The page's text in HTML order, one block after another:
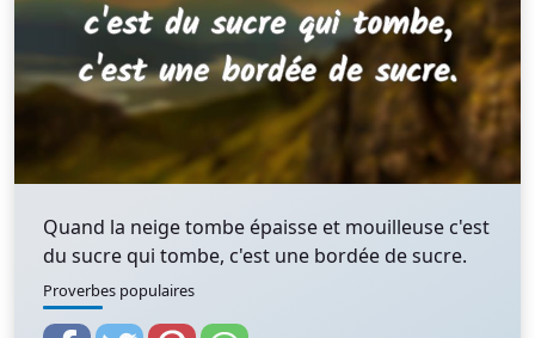
Quand la neige tombe épaisse et mouilleuse c'est
du sucre qui tombe, c'est une bordée de sucre.
Proverbes populaires